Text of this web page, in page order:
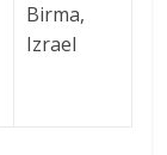
Birma,
Izrael